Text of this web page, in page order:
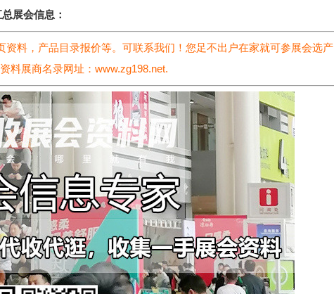
展会信息：
料，产品目录报价等。可联系我们！您足不出户在家就可参展会选产
料展商名录网址： www.zg198.net.